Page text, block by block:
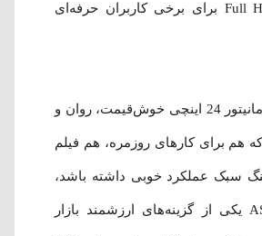
رزولوشن Full HD برای برخی کاربران حرفه‌ای
اگر به دنبال یک مانیتور 24 اینچی خوش‌قیمت، روان و
هم برای کارهای روزمره، هم فیلم
سبک عملکرد خوبی داشته باشد،
ASUS VA249HG یکی از گزینه‌های ارزشمند بازار